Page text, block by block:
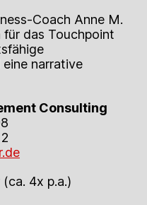
Coach Anne M.
für das Touchpoint
narrative
Consulting
4x p.a.)